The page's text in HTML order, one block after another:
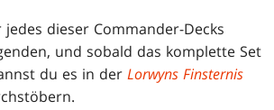
dieser Commander-Decks
und sobald das komplette Set
du es in derLorwyns Finsternis